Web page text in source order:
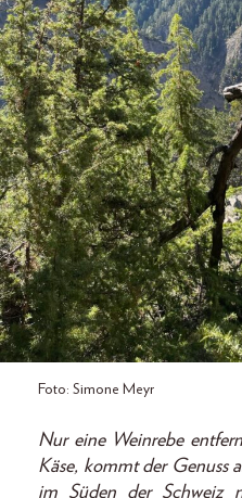
Foto: Simone Meyr
Nur eine Weinrebe
Käse, kommt der Genuss
im Süden der Schweiz